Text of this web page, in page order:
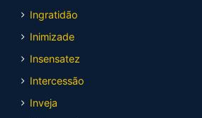
Ingratidão
Inimizade
Insensatez
Intercessão
Inveja